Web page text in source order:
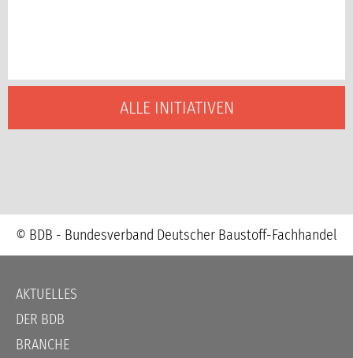
ALLE INITIATIVEN
© BDB - Bundesverband Deutscher Baustoff-Fachhandel
Navigation
überspringen
AKTUELLES
DER BDB
BRANCHE